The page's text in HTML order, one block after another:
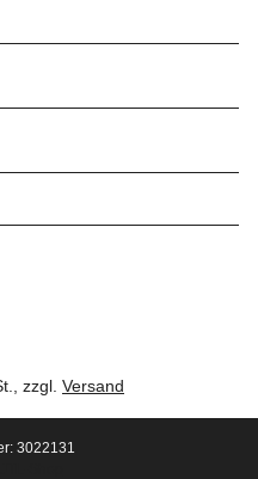
zzgl. Versand
3022131